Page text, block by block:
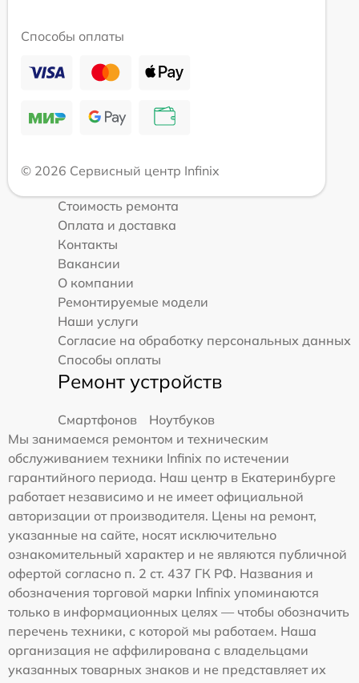
Способы оплаты
© 2026 Сервисный центр Infinix
Стоимость ремонта
Оплата и доставка
Контакты
Вакансии
О компании
Ремонтируемые модели
Наши услуги
Согласие на обработку персональных данных
Способы оплаты
Ремонт устройств
Смартфонов
Ноутбуков
Мы занимаемся ремонтом и техническим
обслуживанием техники Infinix по истечении
гарантийного периода. Наш центр в Екатеринбурге
работает независимо и не имеет официальной
авторизации от производителя. Цены на ремонт,
указанные на сайте, носят исключительно
ознакомительный характер и не являются публичной
офертой согласно п. 2 ст. 437 ГК РФ. Названия и
обозначения торговой марки Infinix упоминаются
только в информационных целях — чтобы обозначить
перечень техники, с которой мы работаем. Наша
организация не аффилирована с владельцами
указанных товарных знаков и не представляет их